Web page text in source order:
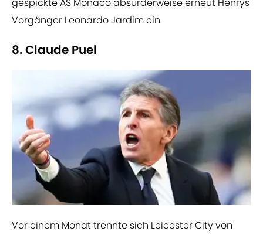
Vorgänger Leonardo Jardim ein.
8. Claude Puel
Vor einem Monat trennte sich Leicester City von